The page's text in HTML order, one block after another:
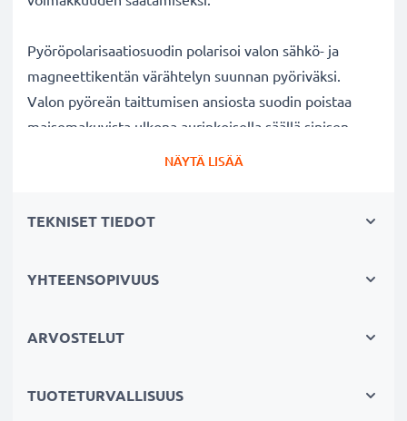
Pyöröpolarisaatiosuodin polarisoi valon sähkö- ja
magneettikentän värähtelyn suunnan pyöriväksi.
Valon pyöreän taittumisen ansiosta suodin poistaa
maisemakuvista ulkona aurinkoisella säällä sinisen
usvan. Lisäksi polarisaatiosuotimella voi kuvata
✔ Poistaa heijastukset ei-metallisilta pinnoilta (esim.
✔ Lisää värikylläisyyttä ja kontrastia ja tuo esiin
NÄYTÄ LISÄÄ
TEKNISET TIEDOT
YHTEENSOPIVUUS
ARVOSTELUT
TUOTETURVALLISUUS